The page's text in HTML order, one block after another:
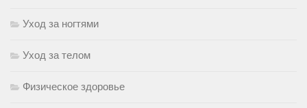
Уход за ногтями
Уход за телом
Физическое здоровье